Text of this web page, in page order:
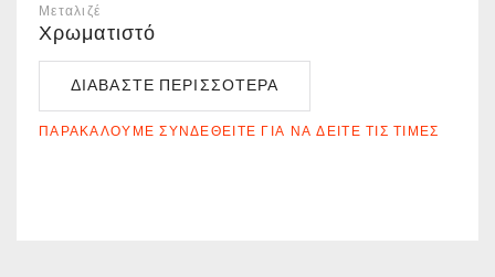
Μεταλιζέ
Χρωματιστό
ΔΙΑΒΆΣΤΕ ΠΕΡΙΣΣΌΤΕΡΑ
ΠΑΡΑΚΑΛΟΎΜΕ ΣΥΝΔΕΘΕΊΤΕ ΓΙΑ ΝΑ ΔΕΊΤΕ ΤΙΣ ΤΙΜΈΣ